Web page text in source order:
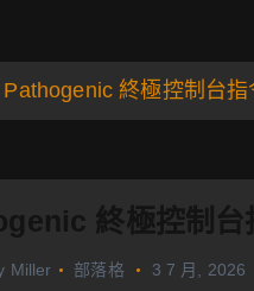
Pathogenic 終極控制台
終極控制台
Miller 部落格 3 7 月, 2026